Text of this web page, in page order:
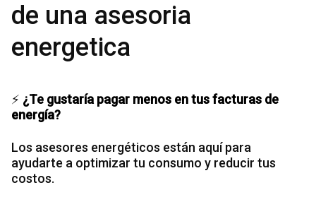
de una asesoria
energetica
⚡ ¿Te gustaría pagar menos en tus facturas de
energía?
Los asesores energéticos están aquí para
ayudarte a optimizar tu consumo y reducir tus
costos.